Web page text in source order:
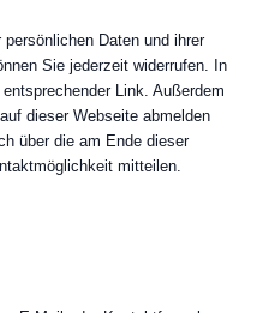
Daten und ihrer
Sie jederzeit widerrufen. In
Link. Außerdem
dieser Webseite abmelden
über die am Ende dieser
mitteilen.